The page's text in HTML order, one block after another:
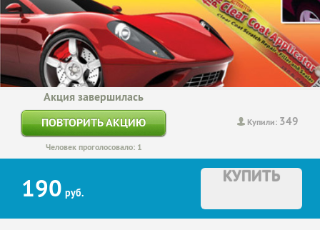
Купили: 349
Акция завершилась
ПОВТОРИТЬ АКЦИЮ
Человек проголосовало: 1
190 руб.
КУПИТЬ